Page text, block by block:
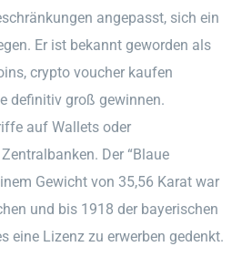
angepasst, sich ein
Er ist bekannt geworden als
crypto voucher kaufen
definitiv groß gewinnen.
auf Wallets oder
Der “Blaue
Gewicht von 35,56 Karat war
und bis 1918 der bayerischen
eine Lizenz zu erwerben gedenkt.